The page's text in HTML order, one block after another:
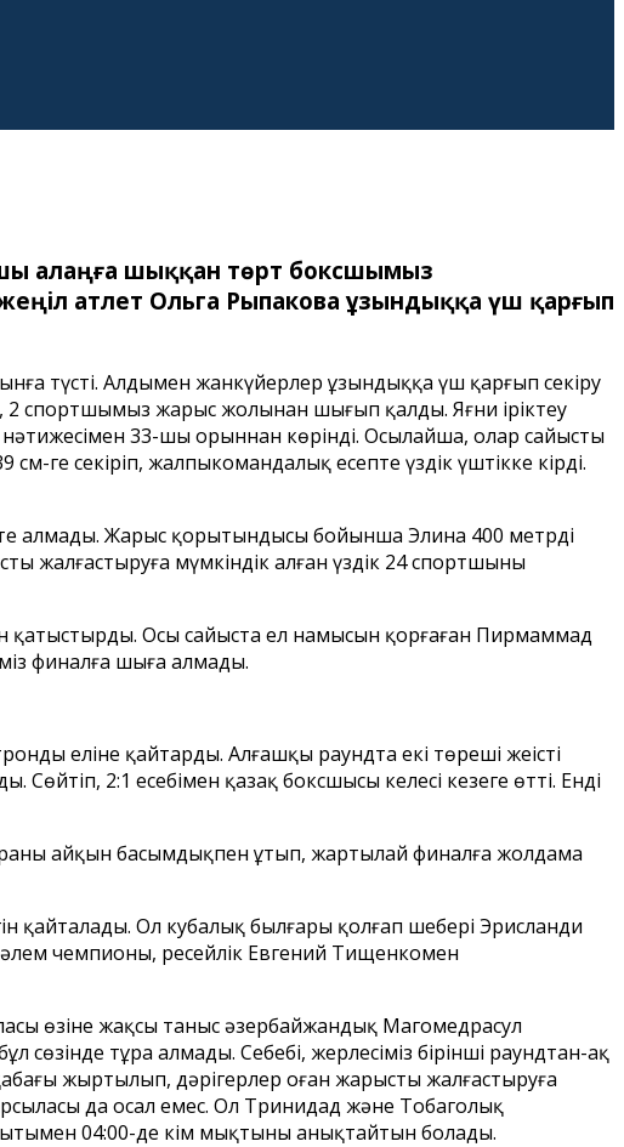
алаңға шыққан төрт боксшымыз
атлет Ольга Рыпакова ұзындыққа үш қарғып
түсті. Алдымен жанкүйерлер ұзындыққа үш қарғып секіру
2 спортшымыз жарыс жолынан шығып қалды. Яғни іріктеу
нәтижесімен 33-шы орыннан көрінді. Осылайша, олар сайысты
ге секіріп, жалпыкомандалық есепте үздік үштікке кірді.
алмады. Жарыс қорытындысы бойынша Элина 400 метрді
жалғастыруға мүмкіндік алған үздік 24 спортшының
Осы сайыста ел намысын қорғаған Пирмаммад
финалға шыға алмады.
еліне қайтарды. Алғашқы раундта екі төреші жеңісті
2:1 есебімен қазақ боксшысы келесі кезеңге өтті. Енді
айқын басымдықпен ұтып, жартылай финалға жолдама
қайталады. Ол кубалық былғары қолғап шебері Эрисланди
чемпионы, ресейлік Евгений Тищенкомен
өзіне жақсы таныс әзербайжандық Магомедрасул
тұра алмады. Себебі, жерлесіміз бірінші раундтан-ақ
жыртылып, дәрігерлер оған жарысты жалғастыруға
да осал емес. Ол Тринидад және Тобаголық
04:00-де кім мықтыны анықтайтын болады.